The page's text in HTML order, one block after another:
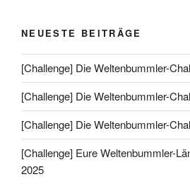
NEUESTE BEITRÄGE
[Challenge] Die Weltenbummler-
[Challenge] Die Weltenbummler-
[Challenge] Die Weltenbummler-
[Challenge] Eure Weltenbummler-
2025